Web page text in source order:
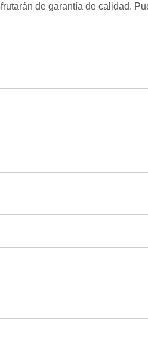
de garantía de calidad.